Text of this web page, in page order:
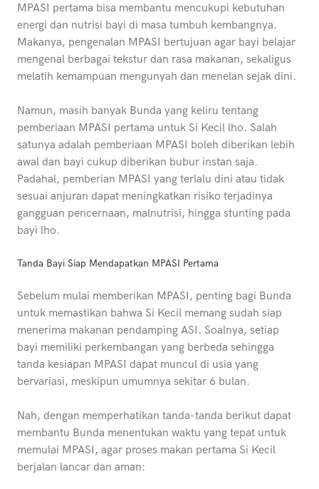
MPASI pertama bisa membantu mencukupi kebutuhan
energi dan nutrisi bayi di masa tumbuh kembangnya.
Makanya, pengenalan MPASI bertujuan agar bayi belajar
mengenal berbagai tekstur dan rasa makanan, sekaligus
melatih kemampuan mengunyah dan menelan sejak dini.
Namun, masih banyak Bunda yang keliru tentang
pemberiaan MPASI pertama untuk Si Kecil lho. Salah
satunya adalah pemberiaan MPASI boleh diberikan lebih
awal dan bayi cukup diberikan bubur instan saja.
Padahal, pemberian MPASI yang terlalu dini atau tidak
sesuai anjuran dapat meningkatkan risiko terjadinya
gangguan pencernaan, malnutrisi, hingga stunting pada
bayi lho.
Tanda Bayi Siap Mendapatkan MPASI Pertama
Sebelum mulai memberikan MPASI, penting bagi Bunda
untuk memastikan bahwa Si Kecil memang sudah siap
menerima makanan pendamping ASI. Soalnya, setiap
bayi memiliki perkembangan yang berbeda sehingga
tanda kesiapan MPASI dapat muncul di usia yang
bervariasi, meskipun umumnya sekitar 6 bulan.
Nah, dengan memperhatikan tanda-tanda berikut dapat
membantu Bunda menentukan waktu yang tepat untuk
memulai MPASI, agar proses makan pertama Si Kecil
berjalan lancar dan aman: